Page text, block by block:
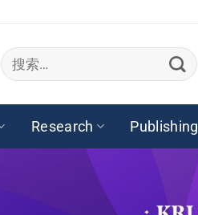
搜
索：
Research Publishing